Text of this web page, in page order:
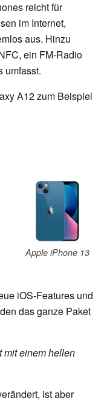
reicht für
im Internet,
aus. Hinzu
ein FM-Radio
umfasst.
A12 zum Beispiel
Apple iPhone 13
iOS-Features und
das ganze Paket
mit einem hellen
ist aber